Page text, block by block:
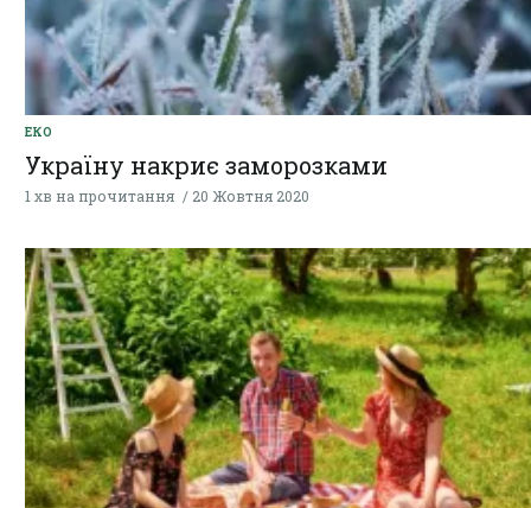
ЕКО
Україну накриє заморозками
1 хв на прочитання 20 Жовтня 2020